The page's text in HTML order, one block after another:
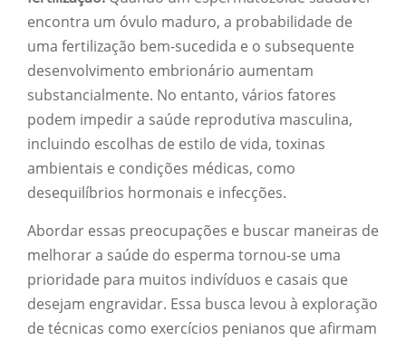
encontra um óvulo maduro, a probabilidade de
uma fertilização bem-sucedida e o subsequente
desenvolvimento embrionário aumentam
substancialmente. No entanto, vários fatores
podem impedir a saúde reprodutiva masculina,
incluindo escolhas de estilo de vida, toxinas
ambientais e condições médicas, como
desequilíbrios hormonais e infecções.
Abordar essas preocupações e buscar maneiras de
melhorar a saúde do esperma tornou-se uma
prioridade para muitos indivíduos e casais que
desejam engravidar. Essa busca levou à exploração
de técnicas como exercícios penianos que afirmam